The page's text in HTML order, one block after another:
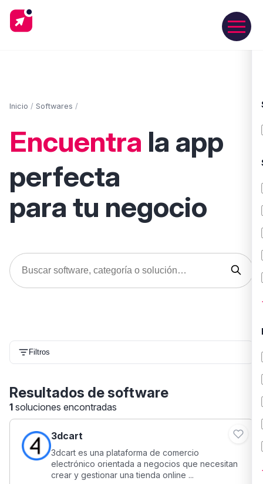
Inicio / Softwares /
Encuentra la app
perfecta
para tu negocio
Filtros
Resultados de software
1 soluciones encontradas
3dcart
3dcart es una plataforma de comercio
electrónico orientada a negocios que necesitan
crear y gestionar una tienda online ...